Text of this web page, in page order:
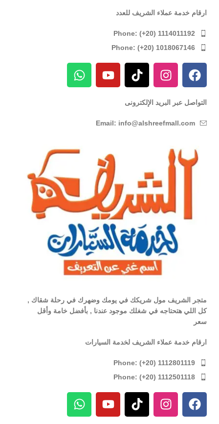
ارقام خدمة عملاء الشريف للعدد
Phone: (+20) 1114011192
Phone: (+20) 1018067146
التواصل عبر البريد الإلكترونى
Email: info@alshreefmall.com
متجر الشريف مول شريكك في يومك وضهرك في رحلة شقاك ,
كل اللي هتحتاجه في شغلك موجود عندنا , بأفضل خامة وأقل
سعر
ارقام خدمة عملاء الشريف لخدمة السيارات
Phone: (+20) 1112801119
Phone: (+20) 1112501118